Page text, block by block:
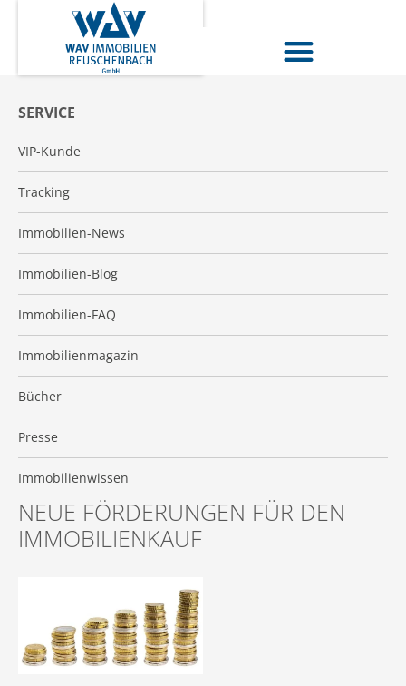
SERVICE
VIP-Kunde
Tracking
Immobilien-News
Immobilien-Blog
Immobilien-FAQ
Immobilienmagazin
Bücher
Presse
Immobilienwissen
NEUE FÖRDERUNGEN FÜR DEN
IMMOBILIENKAUF